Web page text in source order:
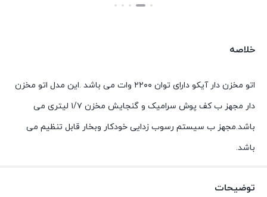
بستن
خلاصه
اتو مخزن دار آیکو دارای توان ۲۲۰۰ وات می باشد .این مدل اتو مخزن
دار مجهز ب کف پوش سرامیک و گنجایش مخزن ۱/۷ لیتری می
باشد.مجهز ب سیستم رسوب زدایی خودکار وبخار قابل تنظیم می
باشد.
توضیحات